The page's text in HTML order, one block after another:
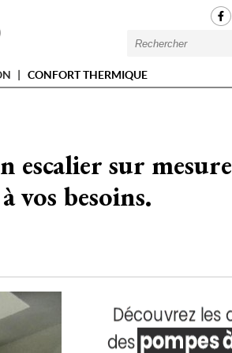
CONFORT THERMIQUE
escalier sur mesure
vos besoins.